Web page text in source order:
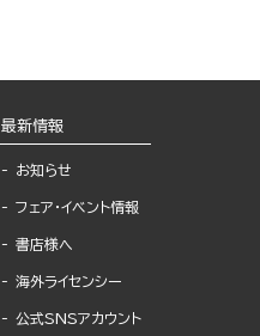
最新情報
お知らせ
フェア・イベント情報
書店様へ
海外ライセンシー
公式SNSアカウント